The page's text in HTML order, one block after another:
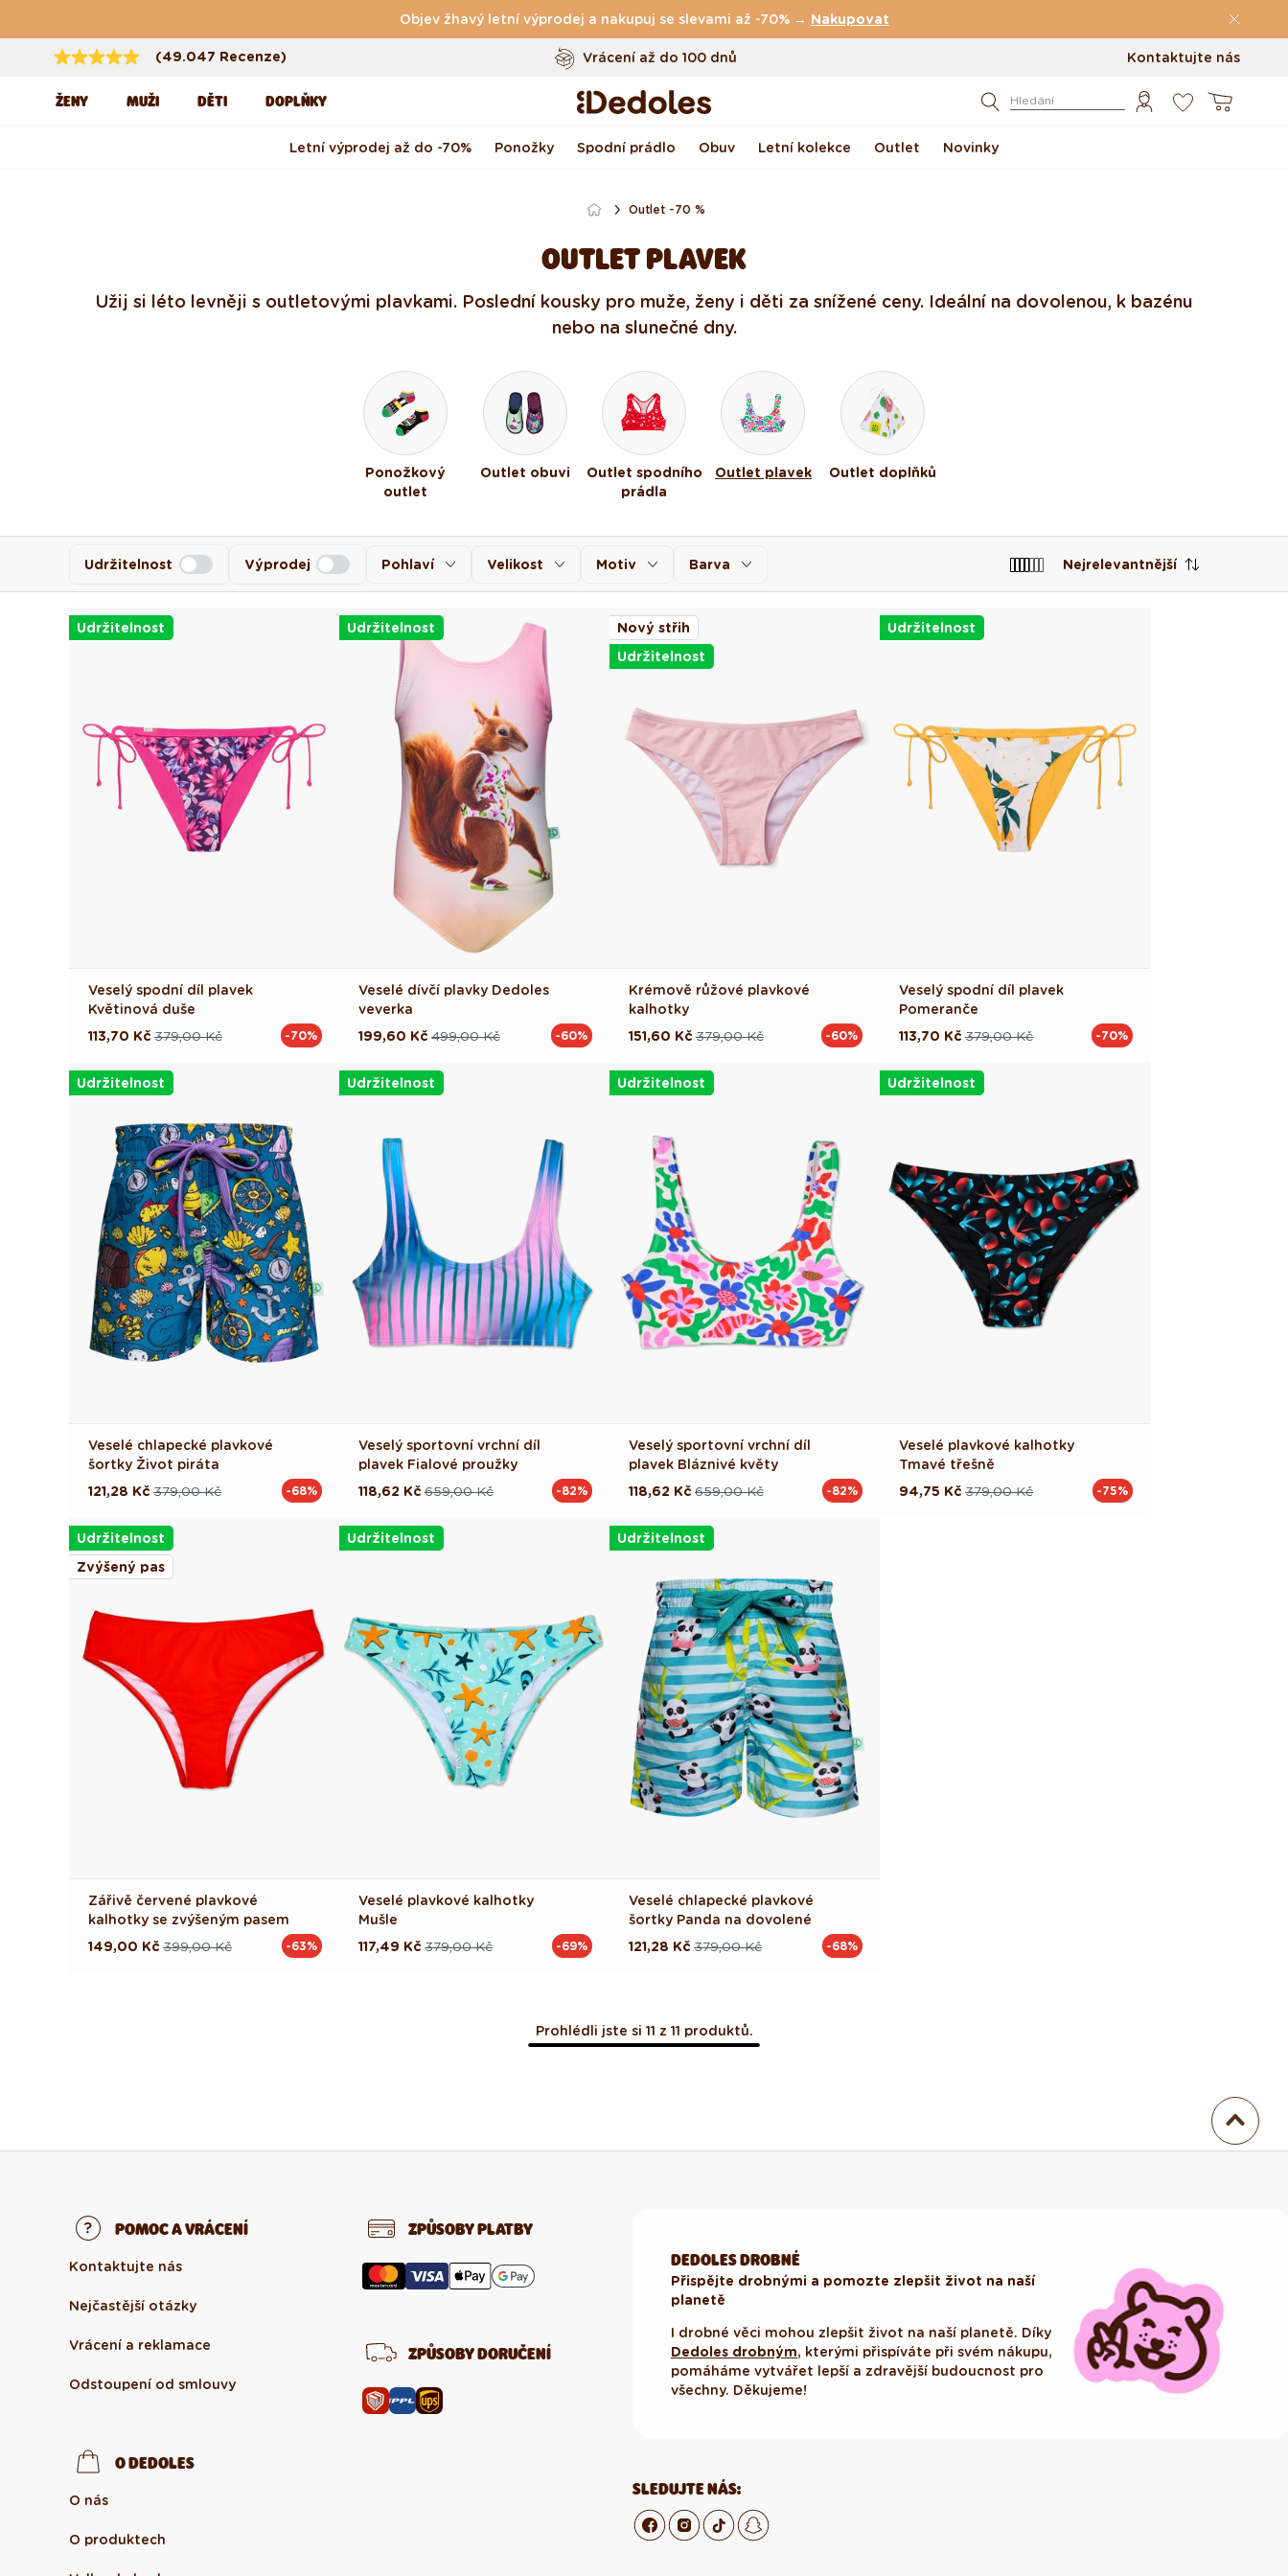
Objev žhavý letní výprodej a nakupuj se slevami až -70% → Nakupovat
(49.047 Recenze)
Dopravazdarma nad999 Kč
Vrácení až do 100 dnů
Originální design navržený u nás
Kontaktujte nás
ŽENY MUŽI DĚTI DOPLŇKY Hledání Košík
Letní výprodej až do -70% Ponožky Spodní prádlo Obuv Letní kolekce Outlet Novinky
Outlet -70 %
OUTLET PLAVEK
Užij si léto levněji s outletovými plavkami. Poslední kousky pro muže, ženy i děti za snížené ceny. Ideální na dovolenou, k bazénu
nebo na slunečné dny.
Ponožkový
outlet
Outlet obuvi
Outlet spodního
prádla
Outlet plavek Outlet doplňků
Pohlaví Velikost Motiv Barva
Udržitelnost Výprodej Nejrelevantnější
Udržitelnost
Veselý spodní díl plavek
Květinová duše
Běžná
379,00 Kč
Výprodejová
113,70 Kč -70%
Udržitelnost
Veselé dívčí plavky Dedoles
veverka
Běžná
499,00 Kč
Výprodejová
199,60 Kč -60%
Nový střih
Udržitelnost
Krémově růžové plavkové
kalhotky
Běžná
379,00 Kč
Výprodejová
151,60 Kč -60%
Udržitelnost
Veselý spodní díl plavek
Pomeranče
Běžná
379,00 Kč
Výprodejová
113,70 Kč -70%
Udržitelnost
Veselé chlapecké plavkové
šortky Život piráta
Běžná
379,00 Kč
Výprodejová
121,28 Kč -68%
Udržitelnost
Veselý sportovní vrchní díl
plavek Fialové proužky
Běžná
659,00 Kč
Výprodejová
118,62 Kč -82%
Udržitelnost
Veselý sportovní vrchní díl
plavek Bláznivé květy
Běžná
659,00 Kč
Výprodejová
118,62 Kč -82%
Udržitelnost
Veselé plavkové kalhotky
Tmavé třešně
Běžná
379,00 Kč
Výprodejová
94,75 Kč -75%
Udržitelnost
Zvýšený pas
Zářivě červené plavkové
kalhotky se zvýšeným pasem
Běžná
399,00 Kč
Výprodejová
149,00 Kč -63%
Udržitelnost
Veselé plavkové kalhotky
Mušle
Běžná
379,00 Kč
Výprodejová
117,49 Kč -69%
Udržitelnost
Veselé chlapecké plavkové
šortky Panda na dovolené
Běžná
379,00 Kč
Výprodejová
121,28 Kč -68%
Prohlédli jste si 11 z 11 produktů.
POMOC A VRÁCENÍ
Kontaktujte nás
Nejčastější otázky
Vrácení a reklamace
Odstoupení od smlouvy
O DEDOLES
O nás
O produktech
ZPŮSOBY PLATBY
ZPŮSOBY DORUČENÍ
DEDOLES DROBNÉ
Přispějte drobnými a pomozte zlepšit život na naší
planetě
I drobné věci mohou zlepšit život na naší planetě. Díky
Dedoles drobným, kterými přispíváte při svém nákupu,
pomáháme vytvářet lepší a zdravější budoucnost pro
všechny. Děkujeme!
SLEDUJTE NÁS: